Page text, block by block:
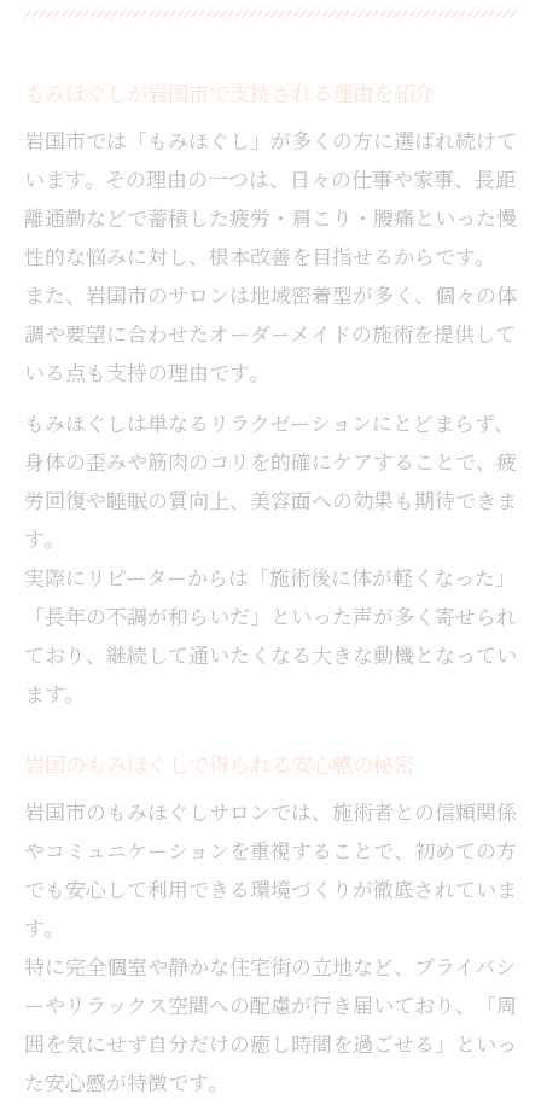
もみほぐしが岩国市で支持される理由を紹介
岩国市では「もみほぐし」が多くの方に選ばれ続けて
います。その理由の一つは、日々の仕事や家事、長距
離通勤などで蓄積した疲労・肩こり・腰痛といった慢
性的な悩みに対し、根本改善を目指せるからです。
また、岩国市のサロンは地域密着型が多く、個々の体
調や要望に合わせたオーダーメイドの施術を提供して
いる点も支持の理由です。
もみほぐしは単なるリラクゼーションにとどまらず、
身体の歪みや筋肉のコリを的確にケアすることで、疲
労回復や睡眠の質向上、美容面への効果も期待できま
す。
実際にリピーターからは「施術後に体が軽くなった」
「長年の不調が和らいだ」といった声が多く寄せられ
ており、継続して通いたくなる大きな動機となってい
ます。
岩国のもみほぐしで得られる安心感の秘密
岩国市のもみほぐしサロンでは、施術者との信頼関係
やコミュニケーションを重視することで、初めての方
でも安心して利用できる環境づくりが徹底されていま
す。
特に完全個室や静かな住宅街の立地など、プライバシ
ーやリラックス空間への配慮が行き届いており、「周
囲を気にせず自分だけの癒し時間を過ごせる」といっ
た安心感が特徴です。